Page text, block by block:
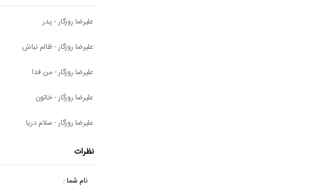
علیرضا روزگار - پدر
علیرضا روزگار - ظالم نباش
علیرضا روزگار - من فدا
علیرضا روزگار - خاتون
علیرضا روزگار - سلام دریا
نظرات
نام شما :